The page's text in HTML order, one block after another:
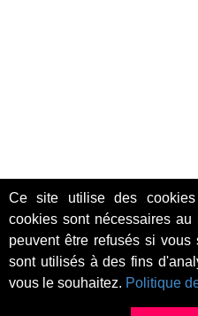
Ce site utilise des
cookies sont nécessaires
peuvent être refusés si
sont utilisés à des fins
vous le souhaitez. Politique